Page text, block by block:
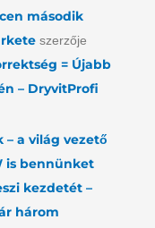
második
szerzője
= Újabb
– DryvitProfi
a világ vezető
is bennünket
kezdetét –
három